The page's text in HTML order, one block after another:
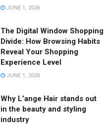
JUNE 1, 2026
The Digital Window Shopping
Divide: How Browsing Habits
Reveal Your Shopping
Experience Level
JUNE 1, 2026
Why L’ange Hair stands out
in the beauty and styling
industry